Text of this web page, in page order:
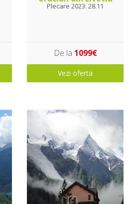
Plecare 2023: 28.11
De la 1099€
Vezi oferta